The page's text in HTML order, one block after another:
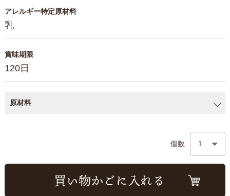
アレルギー特定原材料
乳
賞味期限
120日
原材料
個数